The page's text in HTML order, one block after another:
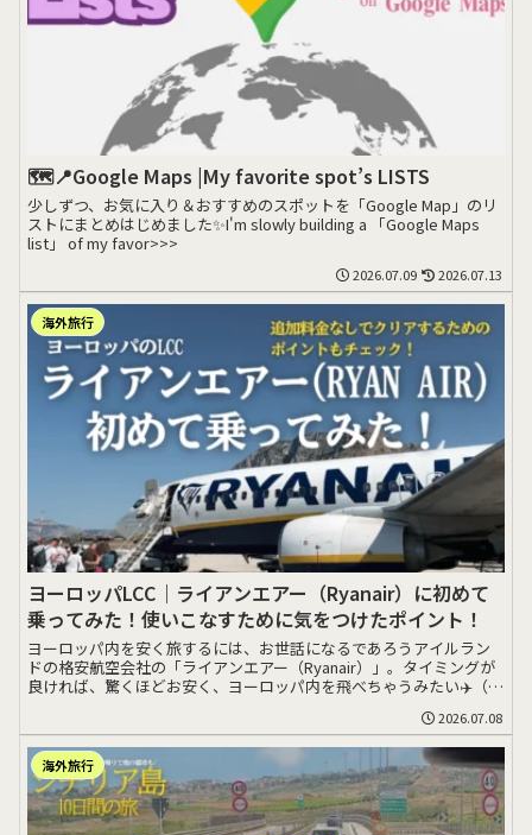
🗺️📍Google Maps |My favorite spot’s LISTS
少しずつ、お気に入り＆おすすめのスポットを「Google Map」のリ
ストにまとめはじめました✨I'm slowly building a 「Google Maps
list」 of my favor>>>
2026.07.09 2026.07.13
海外旅行
ヨーロッパLCC｜ライアンエアー（Ryanair）に初めて
乗ってみた！使いこなすために気をつけたポイント！
ヨーロッパ内を安く旅するには、お世話になるであろうアイルラン
ドの格安航空会社の「ライアンエアー（Ryanair）」。タイミングが
良ければ、驚くほどお安く、ヨーロッパ内を飛べちゃうみたい✈️（し
2026.07.08
海外旅行